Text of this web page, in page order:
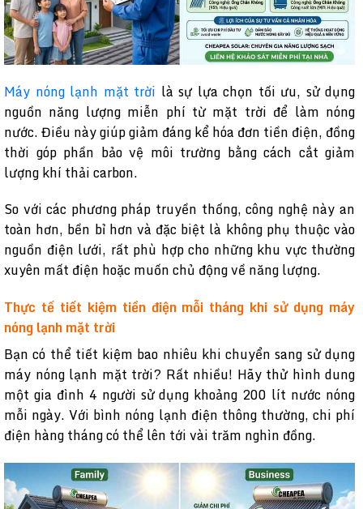
Máy nóng lạnh mặt trời là sự lựa chọn tối ưu, sử dụng
nguồn năng lượng miễn phí từ mặt trời để làm nóng
nước. Điều này giúp giảm đáng kể hóa đơn tiền điện, đồng
thời góp phần bảo vệ môi trường bằng cách cắt giảm
lượng khí thải carbon.
So với các phương pháp truyền thống, công nghệ này an
toàn hơn, bền bỉ hơn và đặc biệt là không phụ thuộc vào
nguồn điện lưới, rất phù hợp cho những khu vực thường
xuyên mất điện hoặc muốn chủ động về năng lượng.
Thực tế tiết kiệm tiền điện mỗi tháng khi sử dụng máy
nóng lạnh mặt trời
Bạn có thể tiết kiệm bao nhiêu khi chuyển sang sử dụng
máy nóng lạnh mặt trời? Rất nhiều! Hãy thử hình dung
một gia đình 4 người sử dụng khoảng 200 lít nước nóng
mỗi ngày. Với bình nóng lạnh điện thông thường, chi phí
điện hàng tháng có thể lên tới vài trăm nghìn đồng.